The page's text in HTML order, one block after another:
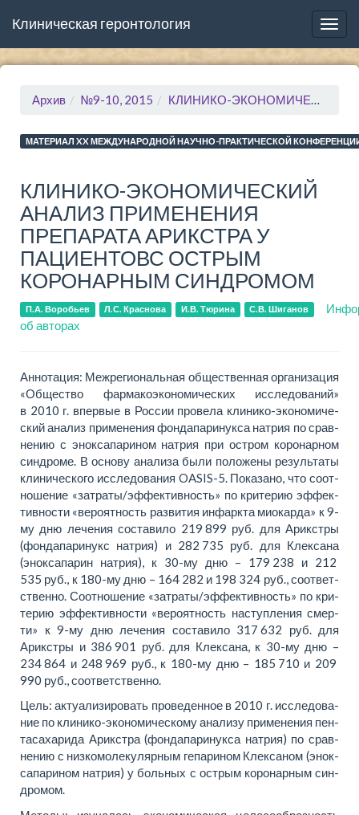
Клиническая геронтология
Архив №9-10, 2015 КЛИНИКО-ЭКОНОМИЧЕСКИЙ АНАЛИЗ ПРИМЕНЕНИЯ ПРЕПАРАТА АРИКСТРА У ПАЦИЕНТОВС ОСТРЫМ КОРОНАРНЫМ СИНДРОМОМ
МАТЕРИАЛ XX МЕЖДУНАРОДНОЙ НАУЧНО-ПРАКТИЧЕСКОЙ
КЛИНИКО-ЭКОНОМИЧЕСКИЙ
АНАЛИЗ ПРИМЕНЕНИЯ
ПРЕПАРАТА АРИКСТРА У
ПАЦИЕНТОВС ОСТРЫМ
КОРОНАРНЫМ СИНДРОМОМ
П.А. Воробьев Л.С. Краснова И.В. Тюрина С.В. Шиганов
об авторах
Ан­но­та­ция: Меж­реги­о­наль­ная об­ще­ствен­ная ор­га­ни­за­ция
«Об­ще­ство фар­ма­ко­эко­но­ми­че­ских ис­сле­до­ва­ний»
в 2010 г. впер­вые в Рос­сии про­ве­ла кли­ни­ко-эко­но­ми­че­
ский ана­лиз при­мене­ния фон­да­па­ри­нук­са на­трия по срав­
не­нию с энок­са­па­ри­ном на­трия при остром ко­ро­нар­ном
син­дро­ме. В осно­ву ана­лиза бы­ли по­ло­же­ны ре­зульта­ты
кли­ни­че­ско­го ис­сле­до­ва­ния OASIS-5. По­ка­за­но, что со­от­
но­ше­ние «за­тра­ты/эф­фек­тив­ность» по кри­те­рию эф­фек­
тив­но­сти «ве­ро­ят­ность раз­ви­тия ин­фарк­та мио­кар­да» к 9-
му дню ле­че­ния со­ста­ви­ло 219 899 руб. для Арикс­тры
(фон­да­па­ри­нукс на­трия) и 282 735 руб. для Клек­са­на
(энок­са­па­рин на­трия), к 30-му дню – 179 238 и 212
535 руб., к 180-му дню – 164 282 и 198 324 руб., со­от­вет­
ствен­но. Со­от­но­ше­ние «за­тра­ты/эф­фек­тив­ность» по кри­
те­рию эф­фек­тив­но­сти «ве­ро­ят­ность на­ступ­ле­ния смер­
ти» к 9-му дню ле­че­ния со­ста­ви­ло 317 632 руб. для
Арикс­тры и 386 901 руб. для Клек­са­на, к 30-му дню –
234 864 и 248 969 руб., к 180-му дню – 185 710 и 209
990 руб., со­от­вет­ствен­но.
Цель: ак­ту­а­ли­зи­ро­вать про­ве­ден­ное в 2010 г. ис­сле­до­ва­
ние по кли­ни­ко-эко­но­ми­че­ско­му ана­лизу при­мене­ния пен­
та­са­ха­ри­да Арикс­тра (фон­да­па­ри­нук­са на­трия) по срав­
не­нию с низ­ко­мо­ле­ку­ляр­ным ге­па­ри­ном Клек­са­ном (энок­
са­па­ри­ном на­трия) у боль­ных с острым ко­ро­нар­ным син­
дро­мом.